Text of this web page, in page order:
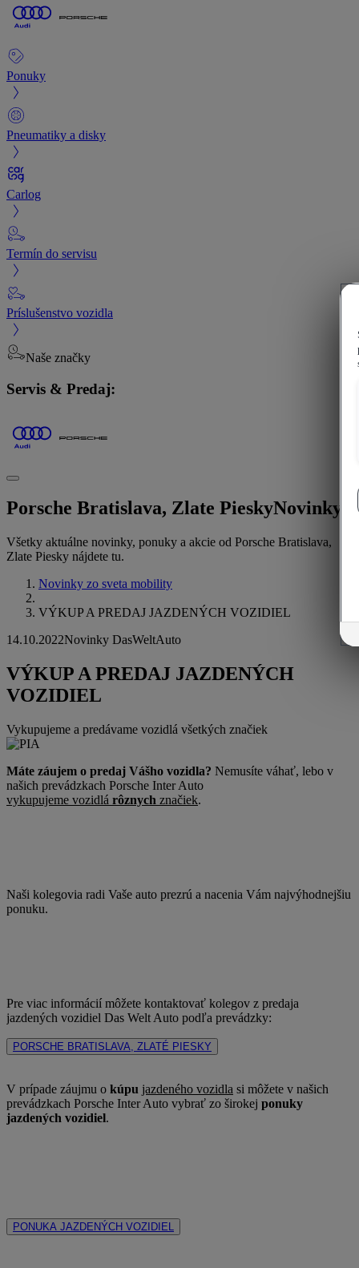
Ponuky
Pneumatiky a disky
Carlog
Termín do servisu
Príslušenstvo vozidla
Naše značky
Servis & Predaj:
Porsche Bratislava, Zlate PieskyNovinky
Všetky aktuálne novinky, ponuky a akcie od Porsche Bratislava,
Zlate Piesky nájdete tu.
Novinky zo sveta mobility
VÝKUP A PREDAJ JAZDENÝCH VOZIDIEL
14.10.2022Novinky DasWeltAuto
VÝKUP A PREDAJ JAZDENÝCH
VOZIDIEL
Vykupujeme a predávame vozidlá všetkých značiek
Máte záujem o predaj Vášho vozidla? Nemusíte váhať, lebo v
našich prevádzkach Porsche Inter Auto
vykupujeme vozidlá rôznych značiek.
Naši kolegovia radi Vaše auto prezrú a nacenia Vám najvýhodnejšiu
ponuku.
Pre viac informácií môžete kontaktovať kolegov z predaja
jazdených vozidiel Das Welt Auto podľa prevádzky:
PORSCHE BRATISLAVA, ZLATÉ PIESKY
V prípade záujmu o kúpu jazdeného vozidla si môžete v našich
prevádzkach Porsche Inter Auto vybrať zo širokej ponuky
jazdených vozidiel.
PONUKA JAZDENÝCH VOZIDIEL